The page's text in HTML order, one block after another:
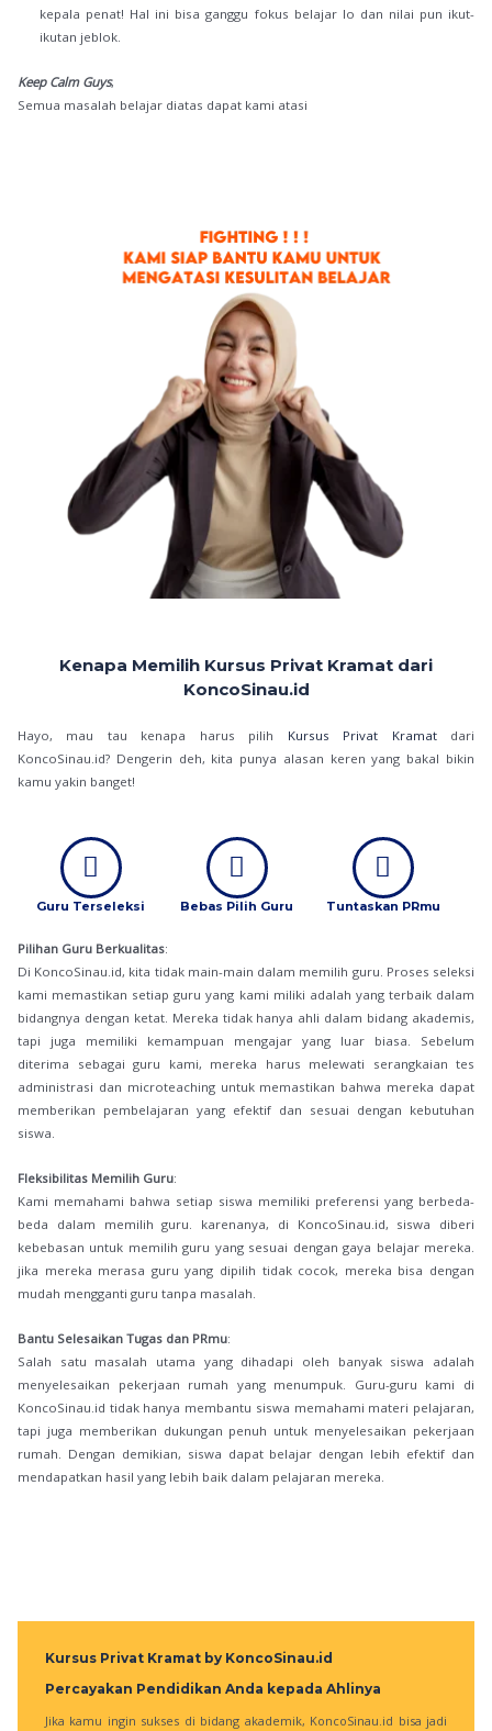
kepala penat! Hal ini bisa ganggu fokus belajar lo dan nilai pun ikut-
ikutan jeblok.
Keep Calm Guys,
Semua masalah belajar diatas dapat kami atasi
Kenapa Memilih Kursus Privat Kramat dari
KoncoSinau.id
Hayo, mau tau kenapa harus pilih Kursus Privat Kramatdari
KoncoSinau.id? Dengerin deh, kita punya alasan keren yang bakal bikin
kamu yakin banget!
Guru Terseleksi Bebas Pilih Guru Tuntaskan PRmu
Pilihan Guru Berkualitas:
Di KoncoSinau.id, kita tidak main-main dalam memilih guru. Proses seleksi
kami memastikan setiap guru yang kami miliki adalah yang terbaik dalam
bidangnya dengan ketat. Mereka tidak hanya ahli dalam bidang akademis,
tapi juga memiliki kemampuan mengajar yang luar biasa. Sebelum
diterima sebagai guru kami, mereka harus melewati serangkaian tes
administrasi dan microteaching untuk memastikan bahwa mereka dapat
memberikan pembelajaran yang efektif dan sesuai dengan kebutuhan
siswa.
Fleksibilitas Memilih Guru:
Kami memahami bahwa setiap siswa memiliki preferensi yang berbeda-
beda dalam memilih guru. karenanya, di KoncoSinau.id, siswa diberi
kebebasan untuk memilih guru yang sesuai dengan gaya belajar mereka.
jika mereka merasa guru yang dipilih tidak cocok, mereka bisa dengan
mudah mengganti guru tanpa masalah.
Bantu Selesaikan Tugas dan PRmu:
Salah satu masalah utama yang dihadapi oleh banyak siswa adalah
menyelesaikan pekerjaan rumah yang menumpuk. Guru-guru kami di
KoncoSinau.id tidak hanya membantu siswa memahami materi pelajaran,
tapi juga memberikan dukungan penuh untuk menyelesaikan pekerjaan
rumah. Dengan demikian, siswa dapat belajar dengan lebih efektif dan
mendapatkan hasil yang lebih baik dalam pelajaran mereka.
Kursus Privat Kramat by KoncoSinau.id
Percayakan Pendidikan Anda kepada Ahlinya
Jika kamu ingin sukses di bidang akademik, KoncoSinau.id bisa jadi